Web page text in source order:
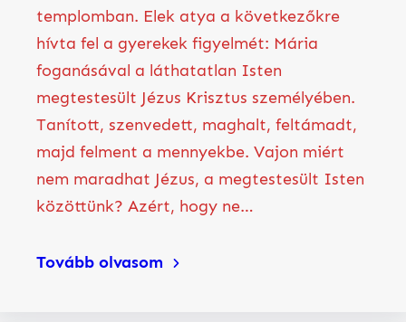
templomban. Elek atya a következőkre
hívta fel a gyerekek figyelmét: Mária
foganásával a láthatatlan Isten
megtestesült Jézus Krisztus személyében.
Tanított, szenvedett, maghalt, feltámadt,
majd felment a mennyekbe. Vajon miért
nem maradhat Jézus, a megtestesült Isten
közöttünk? Azért, hogy ne…
Tovább olvasom